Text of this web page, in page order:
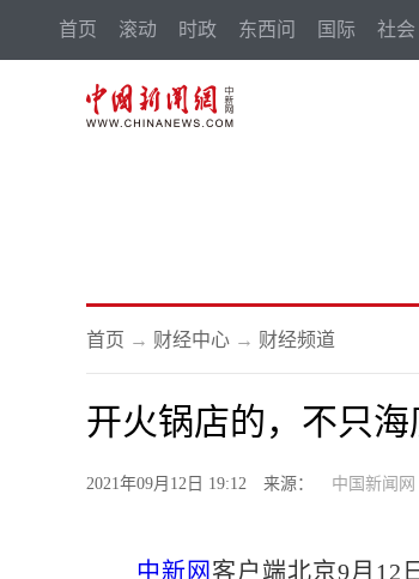
首页 滚动 时政 东西问 国际 社会
首页 → 财经中心 → 财经频道
开火锅店的，不只
2021年09月12日 19:12 来源： 中国新闻网
中新网 客户端北京9月12